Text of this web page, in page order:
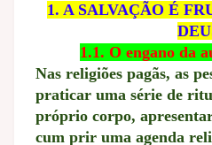
1. A SALVAÇÃO É
1.1. O engano da
Nas religiões pagãs, as
praticar uma série de
próprio corpo,
cum prir uma agenda